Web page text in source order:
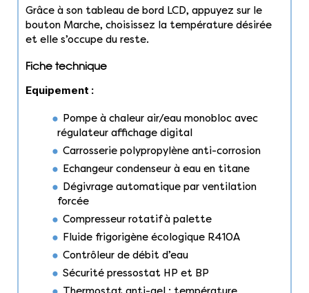
Grâce à son tableau de bord LCD, appuyez sur le
bouton Marche, choisissez la température désirée
et elle s’occupe du reste.
Fiche technique
Equipement :
Pompe à chaleur air/eau monobloc avec
régulateur affichage digital
Carrosserie polypropylène anti-corrosion
Echangeur condenseur à eau en titane
Dégivrage automatique par ventilation
forcée
Compresseur rotatif à palette
Fluide frigorigène écologique R410A
Contrôleur de débit d’eau
Sécurité pressostat HP et BP